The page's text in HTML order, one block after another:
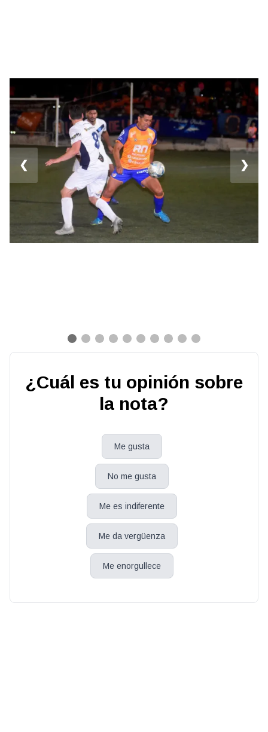
❮ ❯
¿Cuál es tu opinión sobre
la nota?
Me gusta
No me gusta
Me es indiferente
Me da vergüenza
Me enorgullece